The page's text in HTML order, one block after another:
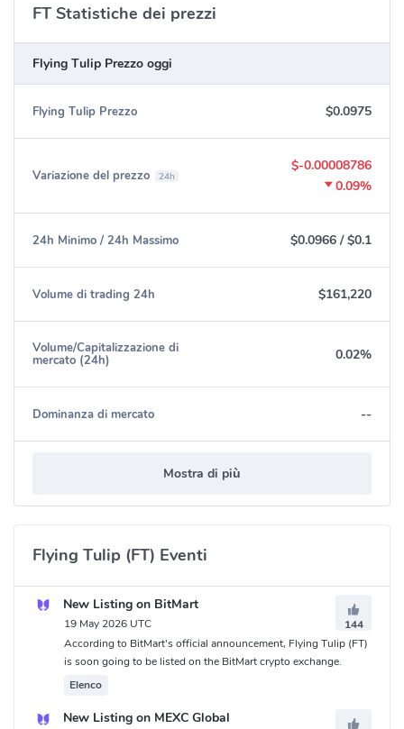
FT Statistiche dei prezzi
Flying Tulip Prezzo oggi
Flying Tulip Prezzo $0.0975
Variazione del prezzo 24h
$-0.00008786
0.09%
24h Minimo / 24h Massimo $0.0966 /$0.1
Volume di trading 24h $161,220
Volume/Capitalizzazione di
mercato (24h) 0.02%
Dominanza di mercato --
Mostra di più
Flying Tulip (FT) Eventi
New Listing on BitMart
19 May 2026 UTC
144
According to BitMart's official announcement, Flying Tulip (FT)
is soon going to be listed on the BitMart crypto exchange.
Elenco
New Listing on MEXC Global